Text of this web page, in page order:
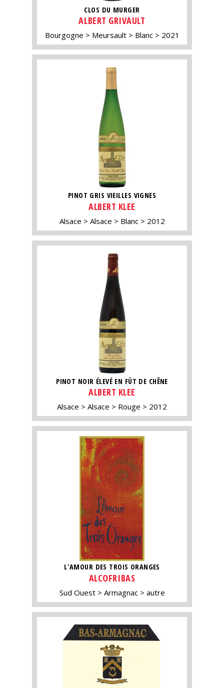
CLOS DU MURGER
ALBERT GRIVAULT
Bourgogne Meursault Blanc 2021
PINOT GRIS VIEILLES VIGNES
ALBERT KLEE
Alsace Alsace Blanc 2012
PINOT NOIR ÉLEVÉ EN FÛT DE CHÊNE
ALBERT KLEE
Alsace Alsace Rouge 2012
L'AMOUR DES TROIS ORANGES
ALCOFRIBAS
Sud Ouest Armagnac autre